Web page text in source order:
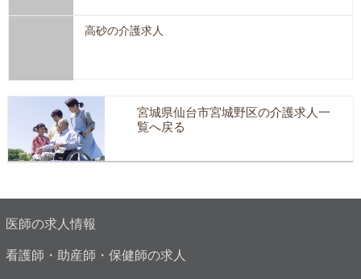
高砂の介護求人
宮城県仙台市宮城野区の介護求人一
覧へ戻る
医師の求人情報
看護師・助産師・保健師の求人